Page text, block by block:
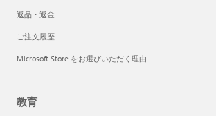
返品・返金
ご注文履歴
Microsoft Store をお選びいただく理由
教育